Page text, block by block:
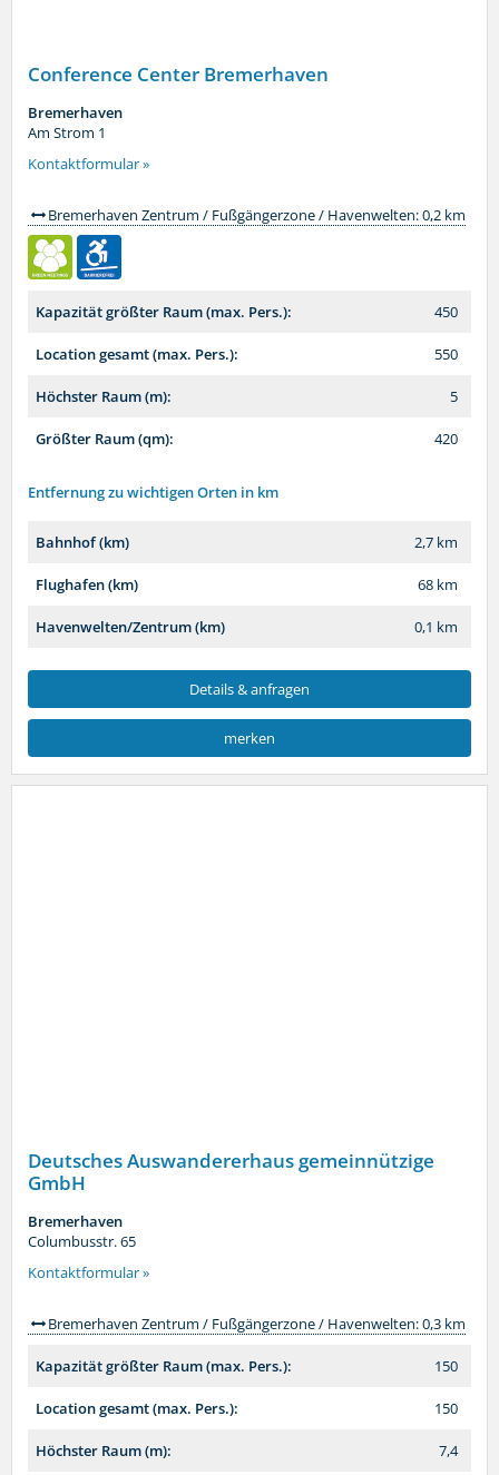
Conference Center Bremerhaven
Bremerhaven
Am Strom 1
Kontaktformular »
Bremerhaven Zentrum / Fußgängerzone / Havenwelten: 0,2 km
Kapazität größter Raum (max. Pers.): 450
Location gesamt (max. Pers.): 550
Höchster Raum (m): 5
Größter Raum (qm): 420
Entfernung zu wichtigen Orten in km
Bahnhof (km) 2,7 km
Flughafen (km) 68 km
Havenwelten/Zentrum (km) 0,1 km
Details & anfragen
merken
Deutsches Auswandererhaus gemeinnützige
GmbH
Bremerhaven
Columbusstr. 65
Kontaktformular »
Bremerhaven Zentrum / Fußgängerzone / Havenwelten: 0,3 km
Kapazität größter Raum (max. Pers.): 150
Location gesamt (max. Pers.): 150
Höchster Raum (m): 7,4